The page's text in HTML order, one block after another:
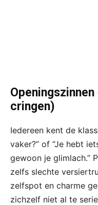
cringen)
Iedereen kent de
vaker?” of “Je hebt
gewoon je glimlach.”
zelfs slechte
zelfspot en charme
zichzelf niet al te